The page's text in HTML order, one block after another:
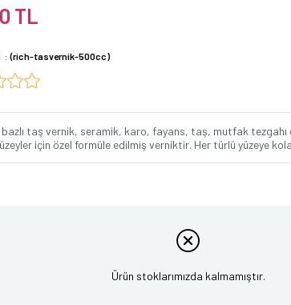
TL
(rich-tasvernik-500cc)
bazlı taş vernik, seramik, karo, fayans, taş, mutfak
için özel formüle edilmiş verniktir. Her türlü yüzeye
Ürün stoklarımızda kalmamıştır.